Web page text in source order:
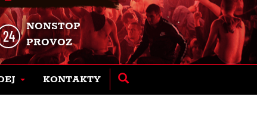
NONSTOP
PROVOZ
KONTAKTY